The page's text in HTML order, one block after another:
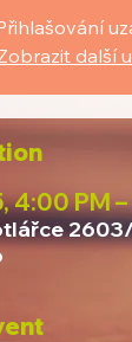
další
4:00 PM